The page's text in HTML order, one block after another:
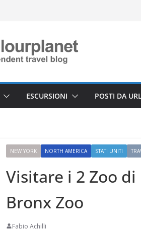
ESCURSIONI POSTI DA
NEW YORK NORTH AMERICA STATI UNITI
Visitare i 2 Zoo
Bronx Zoo
Fabio Achilli